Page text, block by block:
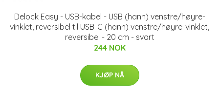
Delock Easy - USB-kabel - USB (hann) venstre/høyre-
vinklet, reversibel til USB-C (hann) venstre/høyre-vinklet,
reversibel - 20 cm - svart
244 NOK
KJØP NÅ